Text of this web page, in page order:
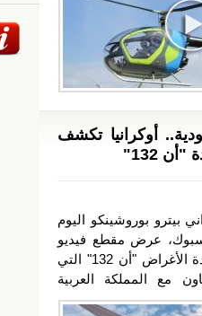
أوكرانيا تكشف
132"
بيترو بوروشينكو اليوم
عرض مقطع فيديو
لطائرة النقل المتعددة الأغراض "أن 132" التي
مع المملكة العربية